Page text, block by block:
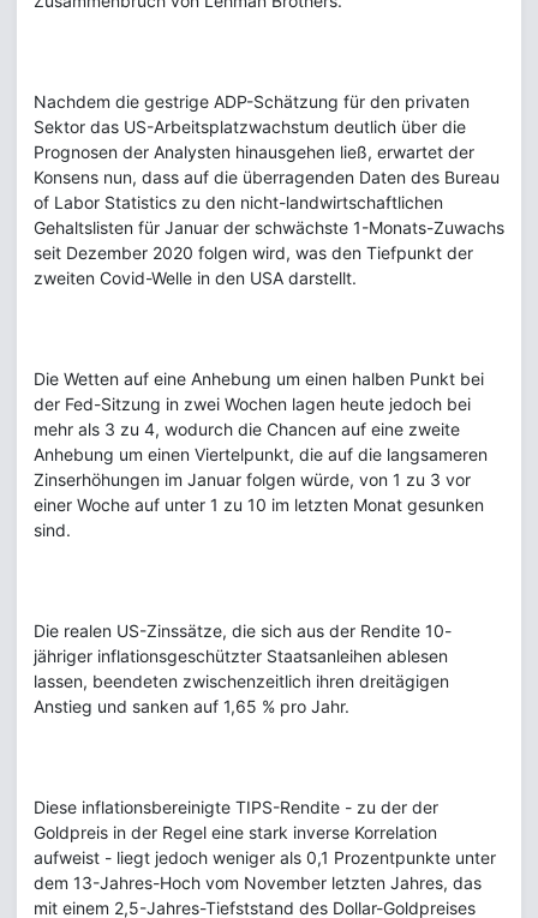
Nachdem die gestrige ADP-Schätzung für den privaten
Sektor das US-Arbeitsplatzwachstum deutlich über die
Prognosen der Analysten hinausgehen ließ, erwartet der
Konsens nun, dass auf die überragenden Daten des Bureau
of Labor Statistics zu den nicht-landwirtschaftlichen
Gehaltslisten für Januar der schwächste 1-Monats-Zuwachs
seit Dezember 2020 folgen wird, was den Tiefpunkt der
zweiten Covid-Welle in den USA darstellt.
Die Wetten auf eine Anhebung um einen halben Punkt bei
der Fed-Sitzung in zwei Wochen lagen heute jedoch bei
mehr als 3 zu 4, wodurch die Chancen auf eine zweite
Anhebung um einen Viertelpunkt, die auf die langsameren
Zinserhöhungen im Januar folgen würde, von 1 zu 3 vor
einer Woche auf unter 1 zu 10 im letzten Monat gesunken
sind.
Die realen US-Zinssätze, die sich aus der Rendite 10-
jähriger inflationsgeschützter Staatsanleihen ablesen
lassen, beendeten zwischenzeitlich ihren dreitägigen
Anstieg und sanken auf 1,65 % pro Jahr.
Diese inflationsbereinigte TIPS-Rendite - zu der der
Goldpreis in der Regel eine stark inverse Korrelation
aufweist - liegt jedoch weniger als 0,1 Prozentpunkte unter
dem 13-Jahres-Hoch vom November letzten Jahres, das
mit einem 2,5-Jahres-Tiefststand des Dollar-Goldpreises